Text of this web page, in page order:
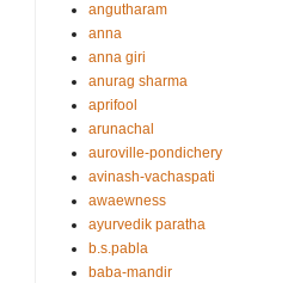
angutharam
anna
anna giri
anurag sharma
aprifool
arunachal
auroville-pondichery
avinash-vachaspati
awaewness
ayurvedik paratha
b.s.pabla
baba-mandir